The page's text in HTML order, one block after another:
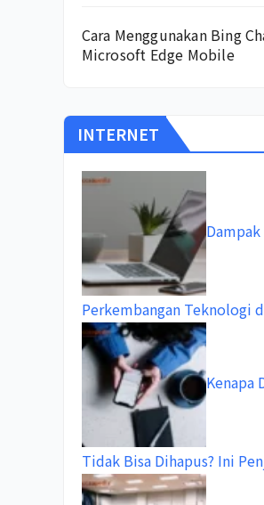
Cara Menggunakan Bing
Microsoft Edge Mobile
INTERNET
Perkembangan Teknologi
Kenapa
Tidak Bisa Dihapus? Ini